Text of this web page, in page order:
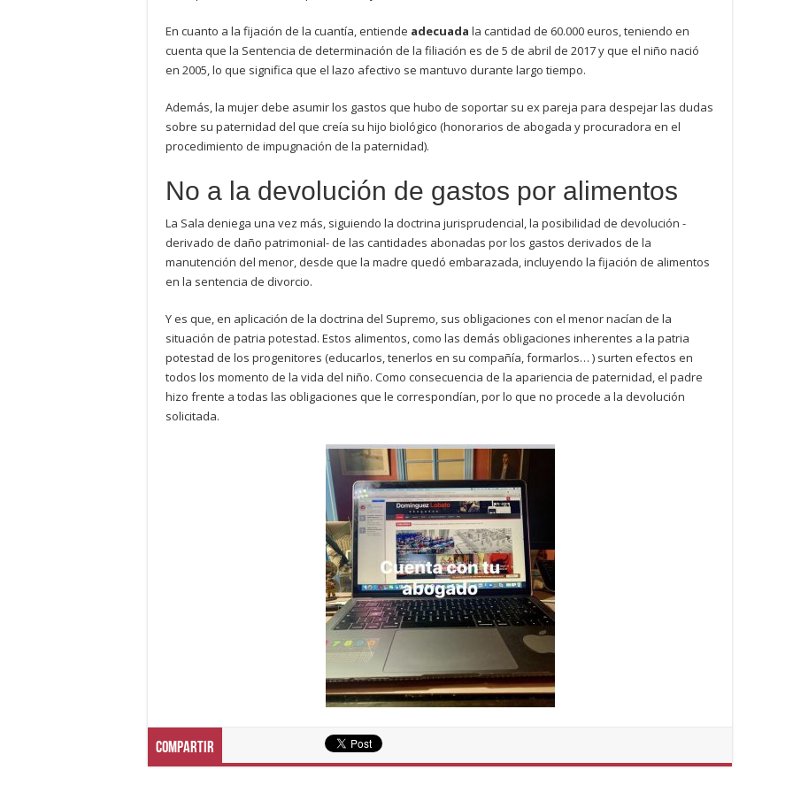
En cuanto a la fijación de la cuantía, entiende adecuada la cantidad de 60.000 euros, teniendo en
cuenta que la Sentencia de determinación de la filiación es de 5 de abril de 2017 y que el niño nació
en 2005, lo que significa que el lazo afectivo se mantuvo durante largo tiempo.
Además, la mujer debe asumir los gastos que hubo de soportar su ex pareja para despejar las dudas
sobre su paternidad del que creía su hijo biológico (honorarios de abogada y procuradora en el
procedimiento de impugnación de la paternidad).
No a la devolución de gastos por alimentos
La Sala deniega una vez más, siguiendo la doctrina jurisprudencial, la posibilidad de devolución -
derivado de daño patrimonial- de las cantidades abonadas por los gastos derivados de la
manutención del menor, desde que la madre quedó embarazada, incluyendo la fijación de alimentos
en la sentencia de divorcio.
Y es que, en aplicación de la doctrina del Supremo, sus obligaciones con el menor nacían de la
situación de patria potestad. Estos alimentos, como las demás obligaciones inherentes a la patria
potestad de los progenitores (educarlos, tenerlos en su compañía, formarlos… ) surten efectos en
todos los momento de la vida del niño. Como consecuencia de la apariencia de paternidad, el padre
hizo frente a todas las obligaciones que le correspondían, por lo que no procede a la devolución
solicitada.
Compartir